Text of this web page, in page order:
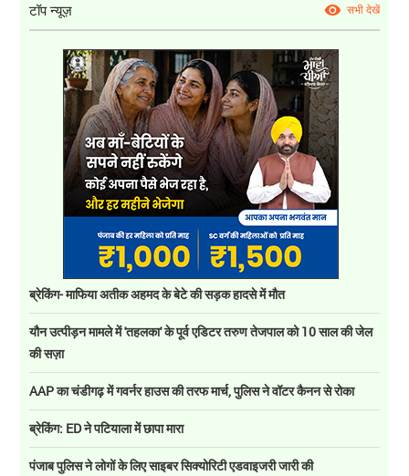
टॉप न्यूज़ सभी देखें
ब्रेकिंग- माफिया अतीक अहमद के बेटे की सड़क हादसे में मौत
यौन उत्पीड़न मामले में 'तहलका' के पूर्व एडिटर तरुण तेजपाल को 10 साल की जेल
की सज़ा
AAP का चंडीगढ़ में गवर्नर हाउस की तरफ मार्च, पुलिस ने वॉटर कैनन से रोका
ब्रेकिंग: ED ने पटियाला में छापा मारा
पंजाब पुलिस ने लोगों के लिए साइबर सिक्योरिटी एडवाइजरी जारी की